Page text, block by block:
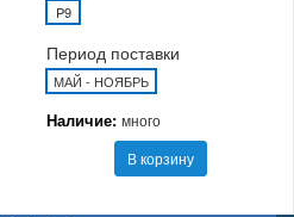
P9
Период поставки
МАЙ - НОЯБРЬ
Наличие: много
В корзину